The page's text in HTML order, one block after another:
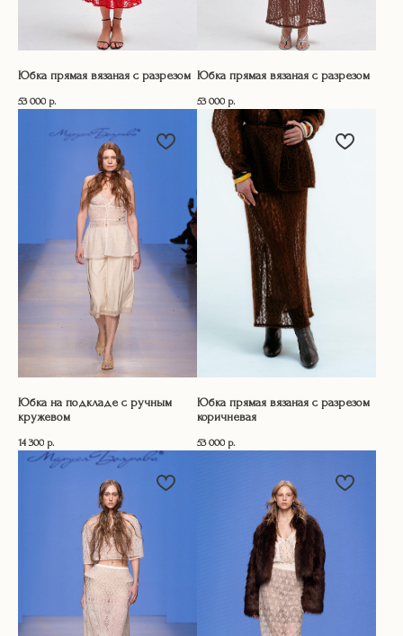
Юбка прямая вязаная с разрезом
53 000 р.
Юбка прямая вязаная с разрезом
53 000 р.
Юбка на подкладе с ручным
кружевом
14 300 р.
Юбка прямая вязаная с разрезом
коричневая
53 000 р.